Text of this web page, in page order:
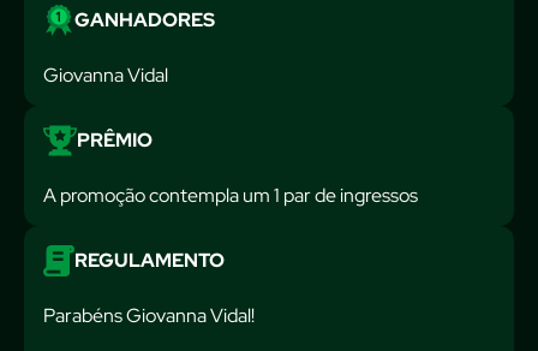
GANHADORES
Giovanna Vidal
PRÊMIO
A promoção contempla um 1 par de ingressos
REGULAMENTO
Parabéns Giovanna Vidal!